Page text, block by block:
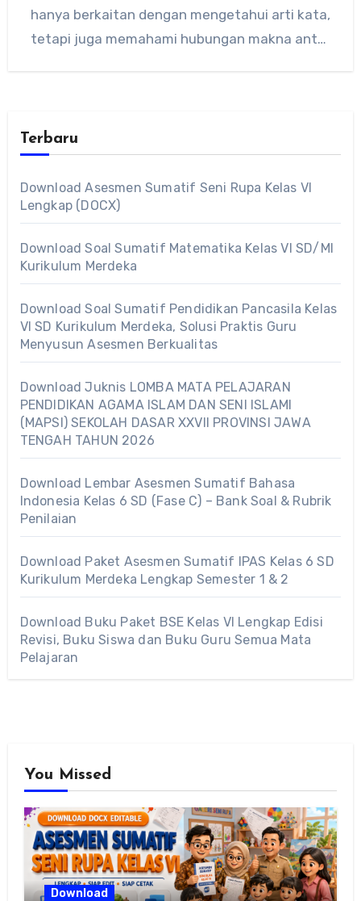
hanya berkaitan dengan mengetahui arti kata,
tetapi juga memahami hubungan makna antar
Terbaru
Download Asesmen Sumatif Seni Rupa Kelas VI
Lengkap (DOCX)
Download Soal Sumatif Matematika Kelas VI SD/MI
Kurikulum Merdeka
Download Soal Sumatif Pendidikan Pancasila Kelas
VI SD Kurikulum Merdeka, Solusi Praktis Guru
Menyusun Asesmen Berkualitas
Download Juknis LOMBA MATA PELAJARAN
PENDIDIKAN AGAMA ISLAM DAN SENI ISLAMI
(MAPSI) SEKOLAH DASAR XXVII PROVINSI JAWA
TENGAH TAHUN 2026
Download Lembar Asesmen Sumatif Bahasa
Indonesia Kelas 6 SD (Fase C) – Bank Soal & Rubrik
Penilaian
Download Paket Asesmen Sumatif IPAS Kelas 6 SD
Kurikulum Merdeka Lengkap Semester 1 & 2
Download Buku Paket BSE Kelas VI Lengkap Edisi
Revisi, Buku Siswa dan Buku Guru Semua Mata
Pelajaran
You Missed
Download